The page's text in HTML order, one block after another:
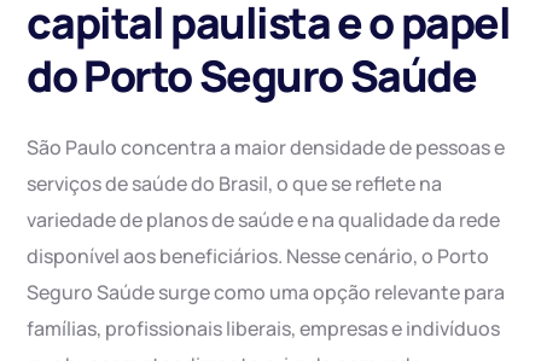
capital paulista e o papel
do Porto Seguro Saúde
São Paulo concentra a maior densidade de pessoas e
serviços de saúde do Brasil, o que se reflete na
variedade de planos de saúde e na qualidade da rede
disponível aos beneficiários. Nesse cenário, o Porto
Seguro Saúde surge como uma opção relevante para
famílias, profissionais liberais, empresas e indivíduos